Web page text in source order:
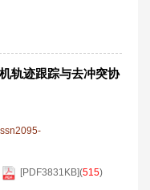
轨迹跟踪与去冲突协
[PDF3831KB](515)